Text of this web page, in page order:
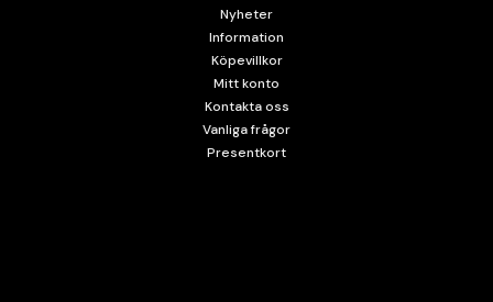
Nyheter
Information
Köpevillkor
Mitt konto
Kontakta oss
Vanliga frågor
Presentkort